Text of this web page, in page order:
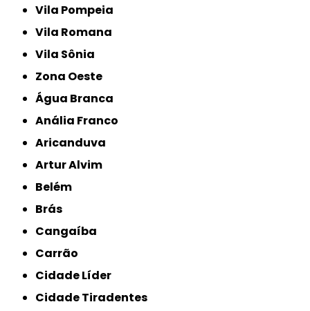
Vila Pompeia
Vila Romana
Vila Sônia
Zona Oeste
Água Branca
Anália Franco
Aricanduva
Artur Alvim
Belém
Brás
Cangaíba
Carrão
Cidade Líder
Cidade Tiradentes